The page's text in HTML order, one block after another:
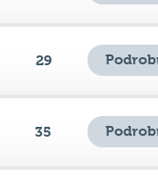
29
35